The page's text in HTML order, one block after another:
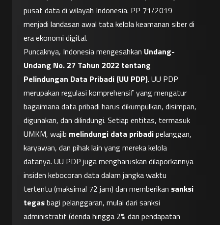
pusat data di wilayah Indonesia. PP 71/2019
menjadi landasan awal tata kelola keamanan siber di
era ekonomi digital.
Puncaknya, Indonesia mengesahkan Undang-
Undang No. 27 Tahun 2022 tentang
Pelindungan Data Pribadi (UU PDP). UU PDP
merupakan regulasi komprehensif yang mengatur
bagaimana data pribadi harus dikumpulkan, disimpan,
digunakan, dan dilindungi. Setiap entitas, termasuk
UMKM, wajib melindungi data pribadi pelanggan,
karyawan, dan pihak lain yang mereka kelola
datanya. UU PDP juga mengharuskan dilaporkannya
insiden kebocoran data dalam jangka waktu
tertentu (maksimal 72 jam) dan memberikan sanksi
tegas bagi pelanggaran, mulai dari sanksi
administratif (denda hingga 2% dari pendapatan